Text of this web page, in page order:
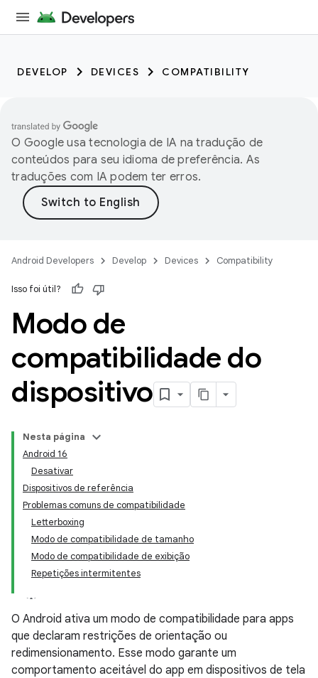
DEVELOP DEVICES COMPATIBILITY
O Google usa tecnologia de IA na tradução de
conteúdos para seu idioma de preferência. As
traduções com IA podem ter erros.
Android Developers Develop Devices Compatibility
Isso foi útil?
Modo de
compatibilidade do
dispositivo
Nesta página
Android 16
Desativar
Dispositivos de referência
Problemas comuns de compatibilidade
Letterboxing
Modo de compatibilidade de tamanho
Modo de compatibilidade de exibição
Repetições intermitentes
O Android ativa um modo de compatibilidade para apps
que declaram restrições de orientação ou
redimensionamento. Esse modo garante um
comportamento aceitável do app em dispositivos de tela